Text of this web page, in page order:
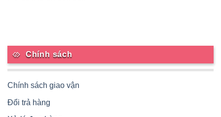
Chính sách
Chính sách giao vận
Đổi trả hàng